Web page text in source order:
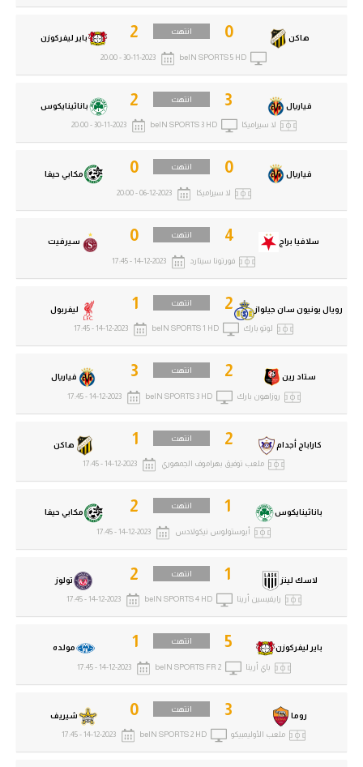
روما 3 انتهت
شيريف 0
ملعب الأوليمبيكو beIN SPORTS 2 HD
14-12-2023 - 17:45
باير ليفركوزن 5 انتهت
مولده 1
باي أرينا beIN SPORTS FR 2
14-12-2023 - 17:45
لاسك لينز 1 انتهت
تولوز 2
رايفيسين أرينا beIN SPORTS 4 HD
14-12-2023 - 17:45
باناثينايكوس 1 انتهت
مكابي حيفا 2
أبوستولوس نيكولادس 14-12-2023 - 17:45
كاراباج أجدام 2 انتهت
هاكن 1
ملعب توفيق بهراموف الجمهوري 14-12-2023 - 17:45
ستاد رين 2 انتهت
فياريال 3
روزاهون بارك beIN SPORTS 3 HD
14-12-2023 - 17:45
رويال يونيون سان جيلواز 2 انتهت
ليفربول 1
لوتو بارك beIN SPORTS 1 HD
14-12-2023 - 17:45
سلافيا براج 4 انتهت
سيرفيت 0
فورتونا سيتارد 14-12-2023 - 17:45
فياريال 0 انتهت
مكابي حيفا 0
لا سيراميكا 06-12-2023 - 20:00
فياريال 3 انتهت
باناثينايكوس 2
لا سيراميكا beIN SPORTS 3 HD
30-11-2023 - 20:00
هاكن 0 انتهت
باير ليفركوزن 2
beIN SPORTS 5 HD
30-11-2023 - 20:00